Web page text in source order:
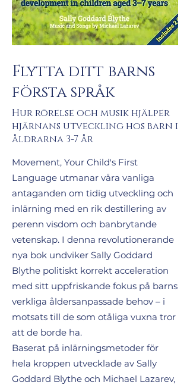
Flytta ditt barns
första språk
Hur rörelse och musik hjälper
hjärnans utveckling hos barn i
åldrarna 3-7 år
Movement, Your Child's First
Language utmanar våra vanliga
antaganden om tidig utveckling och
inlärning med en rik destillering av
perenn visdom och banbrytande
vetenskap. I denna revolutionerande
nya bok undviker Sally Goddard
Blythe politiskt korrekt acceleration
med sitt uppfriskande fokus på barns
verkliga åldersanpassade behov – i
motsats till de som otåliga vuxna tror
att de borde ha.
Baserat på inlärningsmetoder för
hela kroppen utvecklade av Sally
Goddard Blythe och Michael Lazarev,